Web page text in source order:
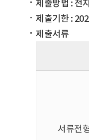
제출방법 : 전
제출기한 :
제출서류
서류전